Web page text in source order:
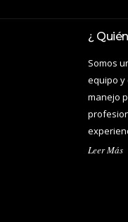
¿
Somos
equipo y
manejo
Leer Más